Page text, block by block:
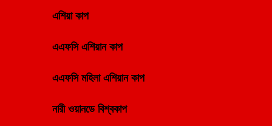
এশিয়া কাপ
এএফসি এশিয়ান কাপ
এএফসি মহিলা এশিয়ান কাপ
নারী ওয়ানডে বিশ্বকাপ